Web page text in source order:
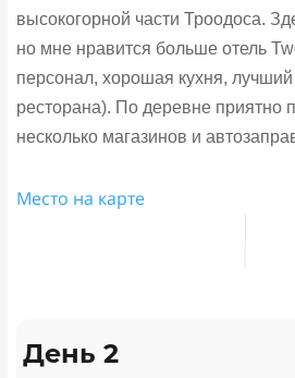
высокогорной части Троодоса.
но мне нравится больше отель
персонал, хорошая кухня,
ресторана). По деревне приятно
несколько магазинов и
Место на карте
День 2